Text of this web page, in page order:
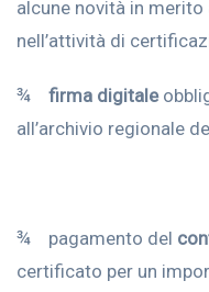
alcune novità in
nell’attività di
¾ firma digitale
all’archivio regionale
¾ pagamento del
certificato per un